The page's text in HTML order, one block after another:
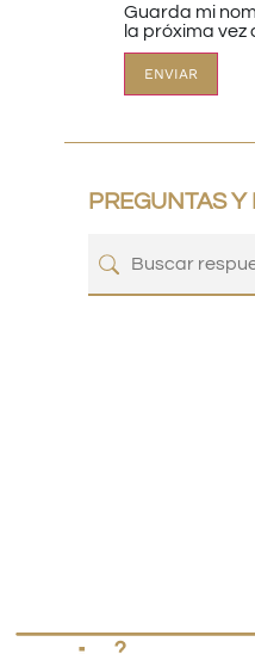
Guarda mi
la próxima vez
PREGUNTAS Y